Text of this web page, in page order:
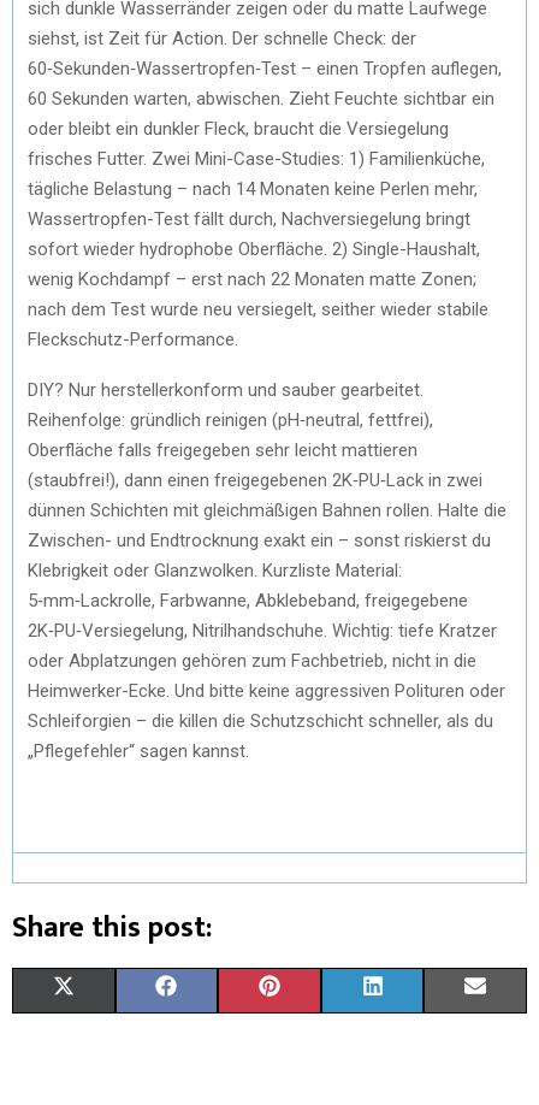
sich dunkle Wasserränder zeigen oder du matte Laufwege
siehst, ist Zeit für Action. Der schnelle Check: der
60‑Sekunden‑Wassertropfen‑Test – einen Tropfen auflegen,
60 Sekunden warten, abwischen. Zieht Feuchte sichtbar ein
oder bleibt ein dunkler Fleck, braucht die Versiegelung
frisches Futter. Zwei Mini-Case-Studies: 1) Familienküche,
tägliche Belastung – nach 14 Monaten keine Perlen mehr,
Wassertropfen-Test fällt durch, Nachversiegelung bringt
sofort wieder hydrophobe Oberfläche. 2) Single-Haushalt,
wenig Kochdampf – erst nach 22 Monaten matte Zonen;
nach dem Test wurde neu versiegelt, seither wieder stabile
Fleckschutz-Performance.
DIY? Nur herstellerkonform und sauber gearbeitet.
Reihenfolge: gründlich reinigen (pH‑neutral, fettfrei),
Oberfläche falls freigegeben sehr leicht mattieren
(staubfrei!), dann einen freigegebenen 2K‑PU‑Lack in zwei
dünnen Schichten mit gleichmäßigen Bahnen rollen. Halte die
Zwischen- und Endtrocknung exakt ein – sonst riskierst du
Klebrigkeit oder Glanzwolken. Kurzliste Material:
5‑mm‑Lackrolle, Farbwanne, Abklebeband, freigegebene
2K‑PU‑Versiegelung, Nitrilhandschuhe. Wichtig: tiefe Kratzer
oder Abplatzungen gehören zum Fachbetrieb, nicht in die
Heimwerker-Ecke. Und bitte keine aggressiven Polituren oder
Schleiforgien – die killen die Schutzschicht schneller, als du
„Pflegefehler“ sagen kannst.
Share this post: